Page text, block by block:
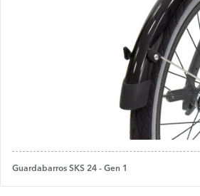
Guardabarros SKS 24 - Gen 1